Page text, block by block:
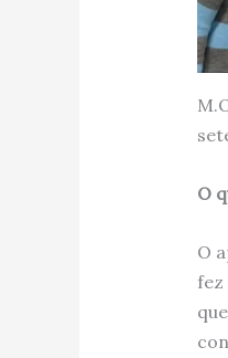
O
O
fez